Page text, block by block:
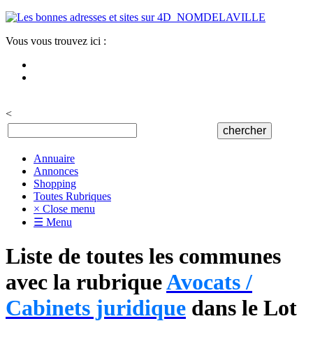
Vous vous trouvez ici :
<
Annuaire
Annonces
Shopping
Toutes Rubriques
× Close menu
☰ Menu
Liste de toutes les communes
avec la rubriqueAvocats /
Cabinets juridique dans le Lot